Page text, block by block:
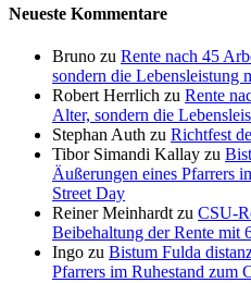
Neueste Kommentare
Bruno zu Rente nach 45
sondern die Lebensleistung
Robert Herrlich zu Rente
Alter, sondern die
Stephan Auth zu Richtfest
Tibor Simandi Kallay zu
Äußerungen eines Pfarrers
Street Day
Reiner Meinhardt zu CSU-
Beibehaltung der Rente mit
Ingo zu Bistum Fulda
Pfarrers im Ruhestand zum